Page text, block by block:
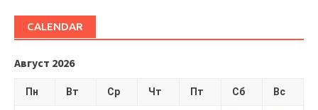
CALENDAR
Август 2026
Пн Вт Ср Чт Пт Сб Вс